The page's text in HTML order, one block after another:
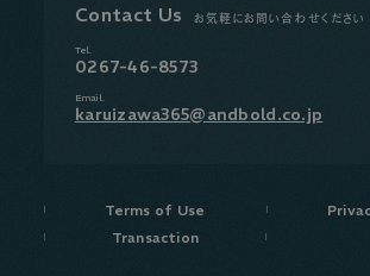
Contact Us お気軽にお問い合わせください
Tel.
0267-46-8573
Email.
karuizawa365@andbold.co.jp
Terms of Use
Transaction